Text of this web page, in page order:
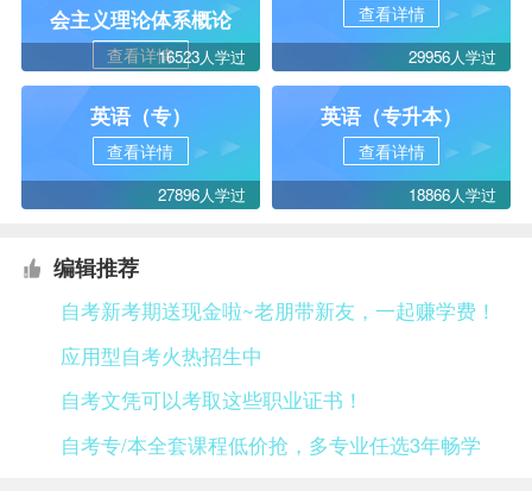
会主义理论体系概论
查看详情16523人学过
查看详情
29956人学过
英语（专）
查看详情
27896人学过
英语（专升本）
查看详情
18866人学过
编辑推荐
自考新考期送现金啦~老朋带新友，一起赚学费！
应用型自考火热招生中
自考文凭可以考取这些职业证书！
自考专/本全套课程低价抢，多专业任选3年畅学